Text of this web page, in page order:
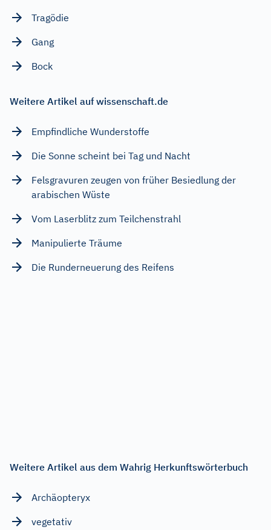
Tragödie
Gang
Bock
Weitere Artikel auf wissenschaft.de
Empfindliche Wunderstoffe
Die Sonne scheint bei Tag und Nacht
Felsgravuren zeugen von früher Besiedlung der
arabischen Wüste
Vom Laserblitz zum Teilchenstrahl
Manipulierte Träume
Die Runderneuerung des Reifens
Weitere Artikel aus dem Wahrig Herkunftswörterbuch
Archäopteryx
vegetativ